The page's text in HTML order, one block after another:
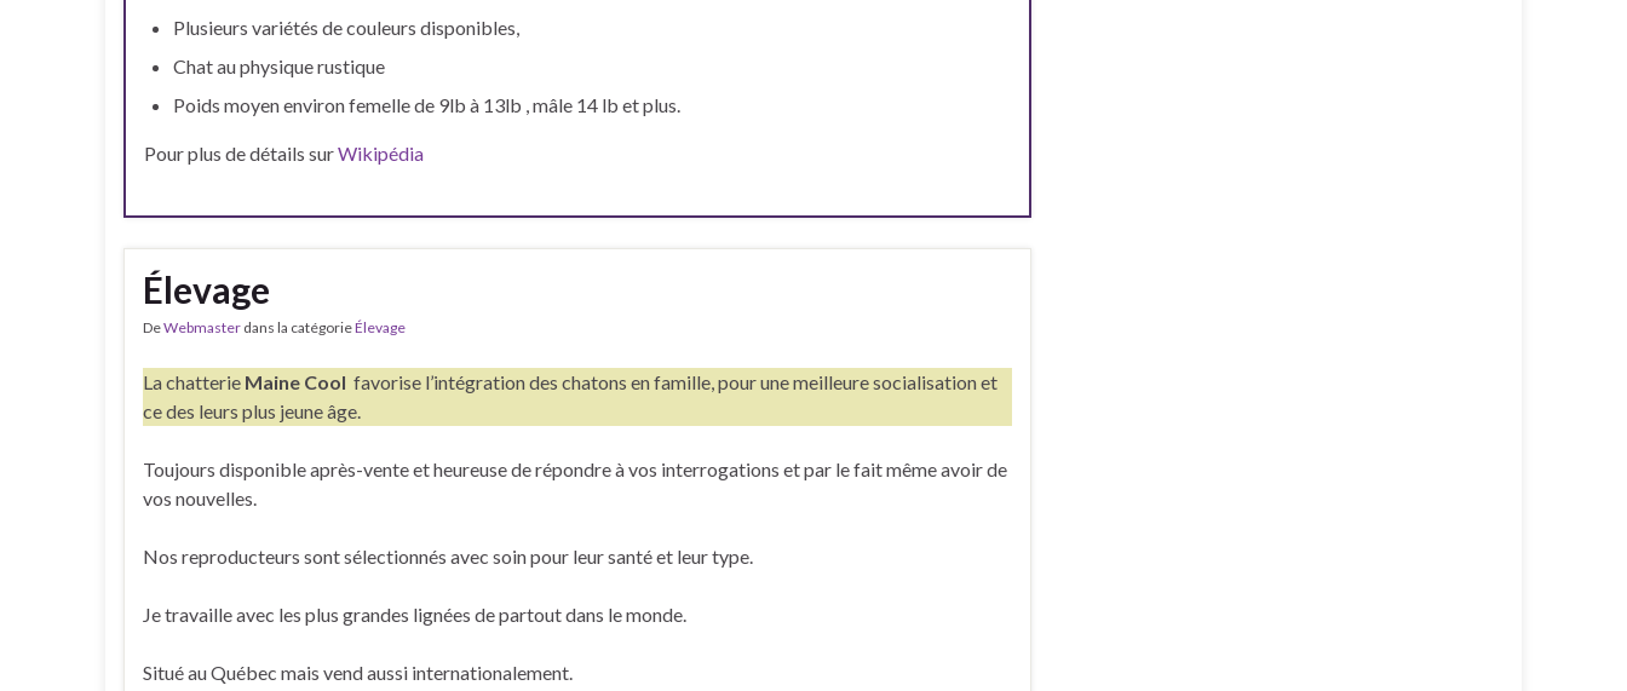
Plusieurs variétés de couleurs disponibles,
Chat au physique rustique
Poids moyen environ femelle de 9lb à 13lb , mâle 14 lb et plus.
Pour plus de détails surWikipédia
Élevage
DeWebmaster dans la catégorieÉlevage
La chatterie Maine Cool favorise l’intégration des chatons en famille, pour une meilleure socialisation et
ce des leurs plus jeune âge.
Toujours disponible après-vente et heureuse de répondre à vos interrogations et par le fait même avoir de
vos nouvelles.
Nos reproducteurs sont sélectionnés avec soin pour leur santé et leur type.
Je travaille avec les plus grandes lignées de partout dans le monde.
Situé au Québec mais vend aussi internationalement.